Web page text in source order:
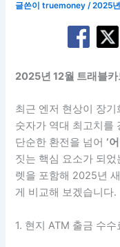
글쓴이truemoney/2025
2025년 12월 트래블
최근 엔저 현상이 장
숫자가 역대 최고치를
단순한 환전을 넘어 ‘
짓는 핵심 요소가 되
렛을 포함해 2025년
게 비교해 보겠습니다.
1. 현지 ATM 출금 수